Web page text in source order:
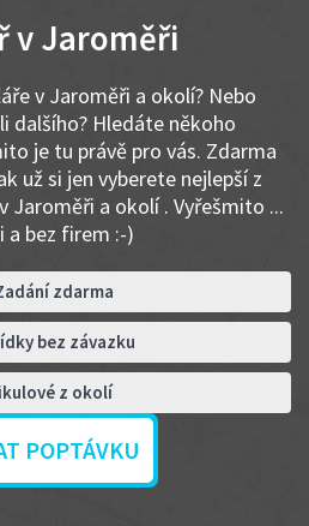
v Jaroměři
v Jaroměři a okolí? Nebo
dalšího? Hledáte někoho
je tu právě pro vás. Zdarma
už si jen vyberete nejlepší z
Jaroměři a okolí . Vyřešmito ...
a bez firem :-)
zdarma
bez závazku
z okolí
POPTÁVKU